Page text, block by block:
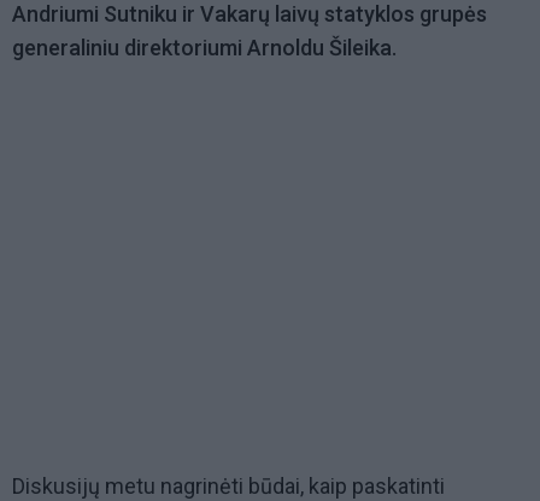
Andriumi Sutniku ir Vakarų laivų statyklos grupės
generaliniu direktoriumi Arnoldu Šileika.
Diskusijų metu nagrinėti būdai, kaip paskatinti